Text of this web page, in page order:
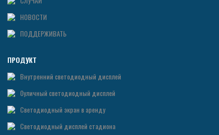
НОВОСТИ
ПОДДЕРЖИВАТЬ
ПРОДУКТ
Внутренний светодиодный дисплей
0уличный светодиодный дисплей
Светодиодный экран в аренду
Светодиодный дисплей стадиона